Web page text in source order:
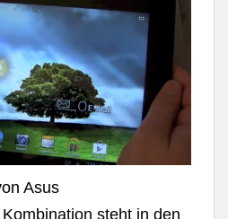
Asus
steht in den